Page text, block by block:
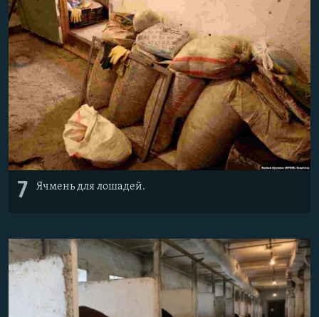
7 Ячмень для лошадей.